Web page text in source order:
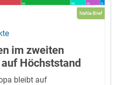
NaNa-Brief
im zweiten
Höchststand
bleibt auf